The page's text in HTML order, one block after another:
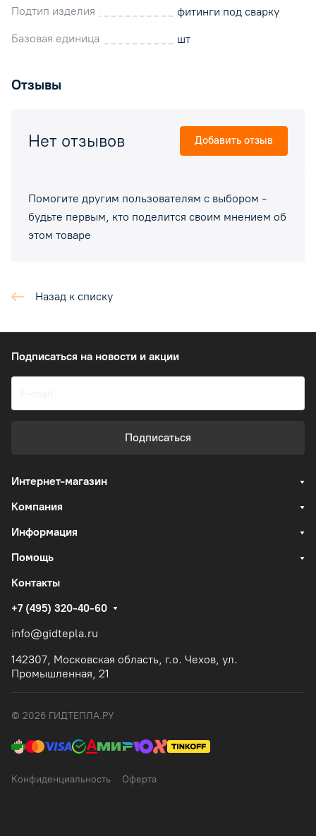
Подтип изделия
фитинги под сварку
Базовая единица
шт
Отзывы
Помогите другим пользователям с выбором -
будьте первым, кто поделится своим мнением об
этом товаре
Нет отзывов Добавить отзыв
Назад к списку
Подписаться на новости и акции
Подписаться
Интернет-магазин
Компания
Информация
Помощь
Контакты
+7 (495) 320-40-60
info@gidtepla.ru
142307, Московская область, г.о. Чехов, ул.
Промышленная, 21
© 2026 ГИДТЕПЛА.РУ
Конфиденциальность Оферта